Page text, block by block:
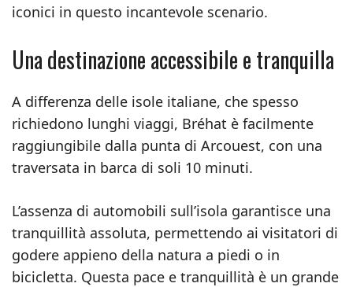
iconici in questo incantevole scenario.
Una destinazione accessibile e tranquilla
A differenza delle isole italiane, che spesso
richiedono lunghi viaggi, Bréhat è facilmente
raggiungibile dalla punta di Arcouest, con una
traversata in barca di soli 10 minuti.
L’assenza di automobili sull’isola garantisce una
tranquillità assoluta, permettendo ai visitatori di
godere appieno della natura a piedi o in
bicicletta. Questa pace e tranquillità è un grande